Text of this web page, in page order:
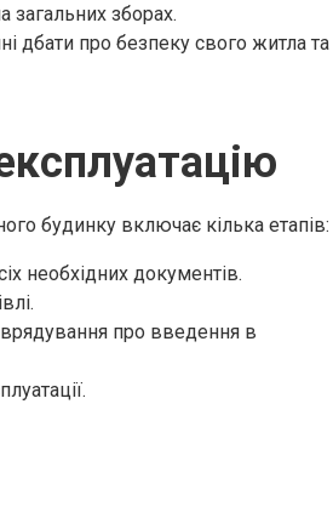
загальних зборах.
дбати про безпеку свого житла та
будинку включає кілька етапів:
необхідних документів.
про введення в